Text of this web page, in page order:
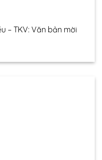
– TKV: Văn bản mời